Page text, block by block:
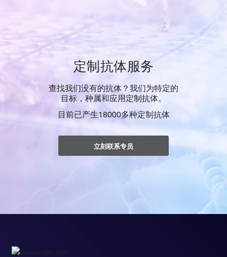
定制抗体服务
查找我们没有的抗体？我们为特定的
目标，种属和应用定制抗体。
目前已产生18000多种定制抗体
立刻联系专员